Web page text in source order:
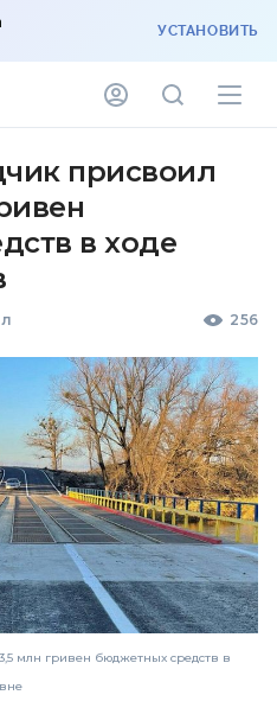
УСТАНОВИТЬ
присвоил
в ходе
256
млн гривен бюджетных средств в